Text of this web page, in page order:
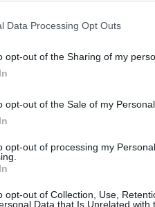
Data Processing Opt Outs
opt-out of the Sharing of my
opt-out of the Sale of my Personal
opt-out of processing my
opt-out of Collection, Use,
Data that Is Unrelated with
Superior de
y equipamiento de
Alto Rendimiento de
de las
también regula la
la
2P